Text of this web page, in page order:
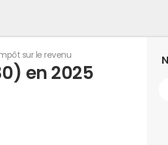
sur le revenu
en 2025